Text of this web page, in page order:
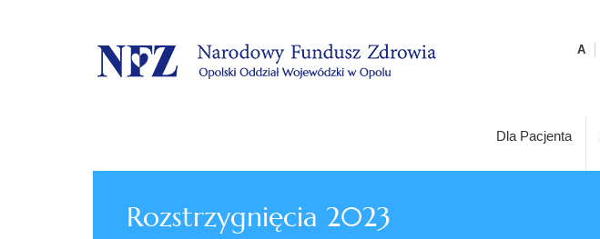
. A
Dla Pacjenta
Rozstrzygnięcia 2023